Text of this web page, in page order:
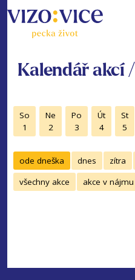
Kalendář akcí /
So
1
Ne
2
Po
3
Út
4
St
5
ode dneška dnes zítra
všechny akce
akce v nájmu